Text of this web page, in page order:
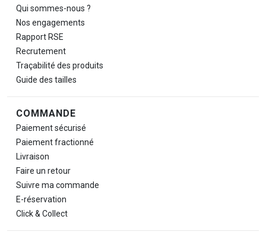
Qui sommes-nous ?
Nos engagements
Rapport RSE
Recrutement
Traçabilité des produits
Guide des tailles
COMMANDE
Paiement sécurisé
Paiement fractionné
Livraison
Faire un retour
Suivre ma commande
E-réservation
Click & Collect